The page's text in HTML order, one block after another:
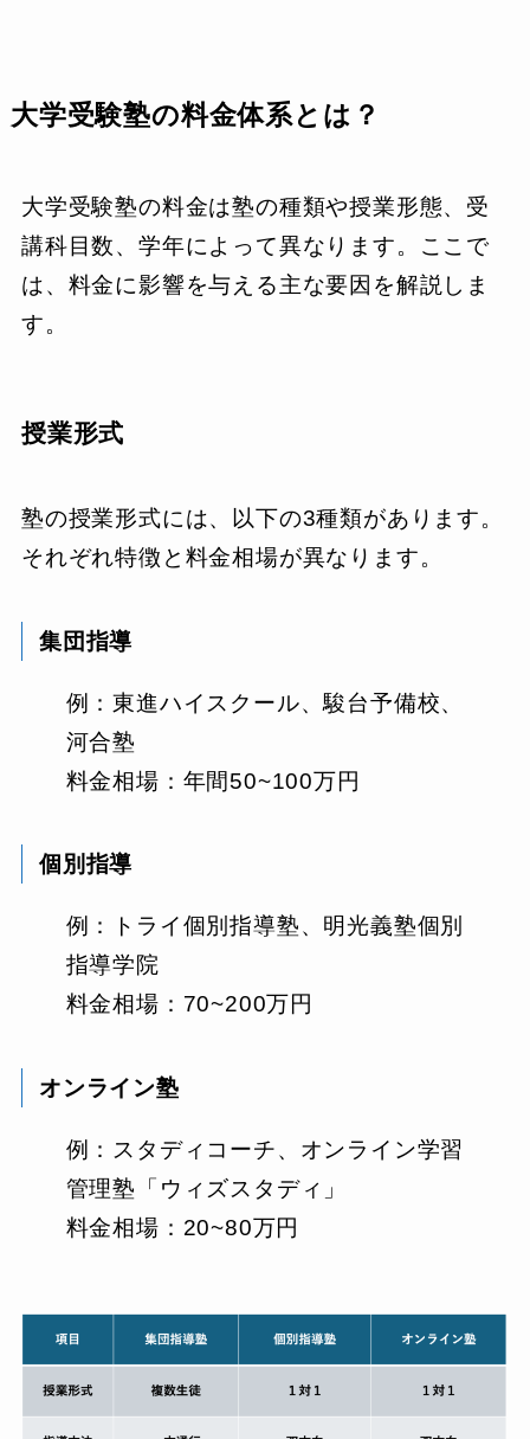
大学受験塾の料金体系とは？
大学受験塾の料金は塾の種類や授業形態、受
講科目数、学年によって異なります。ここで
は、料金に影響を与える主な要因を解説しま
す。
授業形式
塾の授業形式には、以下の3種類があります。
それぞれ特徴と料金相場が異なります。
集団指導
例：東進ハイスクール、駿台予備校、
河合塾
料金相場：年間50~100万円
個別指導
例：トライ個別指導塾、明光義塾個別
指導学院
料金相場：70~200万円
オンライン塾
例：スタディコーチ、オンライン学習
管理塾「ウィズスタディ」
料金相場：20~80万円